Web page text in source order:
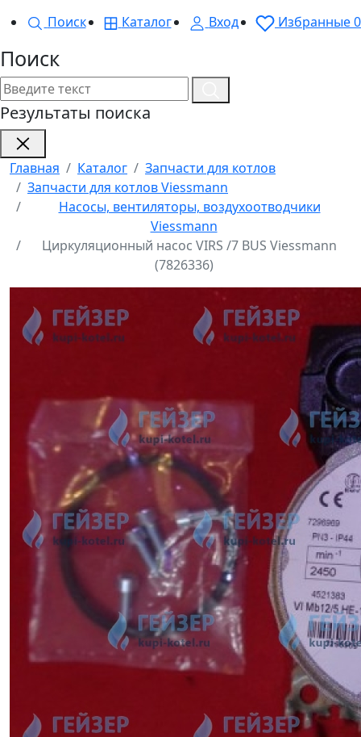
Поиск
Каталог Вход Избранные0
Поиск
Результаты поиска
Главная Каталог
Запчасти для котлов
Запчасти для котлов Viessmann
Насосы, вентиляторы, воздухоотводчики
Viessmann
Циркуляционный насос VIRS /7 BUS Viessmann
(7826336)